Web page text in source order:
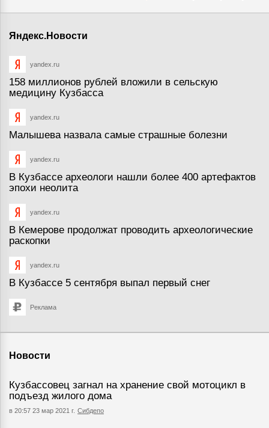
Яндекс.Новости
yandex.ru
158 миллионов рублей вложили в сельскую
медицину Кузбасса
yandex.ru
Малышева назвала самые страшные болезни
yandex.ru
В Кузбассе археологи нашли более 400 артефактов
эпохи неолита
yandex.ru
В Кемерове продолжат проводить археологические
раскопки
yandex.ru
В Кузбассе 5 сентября выпал первый снег
Реклама
Новости
Кузбассовец загнал на хранение свой мотоцикл в
подъезд жилого дома
в 20:57 23 мар 2021 г. Сибдепо